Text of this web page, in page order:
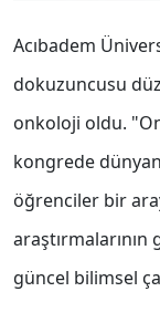
Acıbadem
dokuzuncusu
onkoloji oldu.
kongrede
öğrenciler bir
güncel bilimsel